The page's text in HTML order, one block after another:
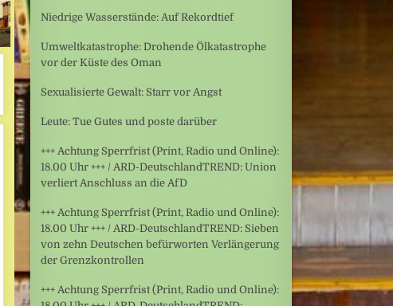
Niedrige Wasserstände: Auf Rekordtief
Umweltkatastrophe: Drohende Ölkatastrophe
vor der Küste des Oman
Sexualisierte Gewalt: Starr vor Angst
Leute: Tue Gutes und poste darüber
+++ Achtung Sperrfrist (Print, Radio und Online):
18.00 Uhr +++ / ARD-DeutschlandTREND: Union
verliert Anschluss an die AfD
+++ Achtung Sperrfrist (Print, Radio und Online):
18.00 Uhr +++ / ARD-DeutschlandTREND: Sieben
von zehn Deutschen befürworten Verlängerung
der Grenzkontrollen
+++ Achtung Sperrfrist (Print, Radio und Online):